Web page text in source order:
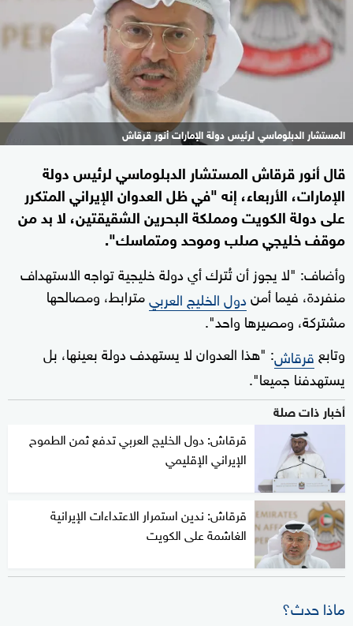
المستشار الدبلوماسي لرئيس دولة الإمارات أنور قرقاش
قال أنور قرقاش المستشار الدبلوماسي لرئيس دولة
الإمارات، الأربعاء، إنه "في ظل العدوان الإيراني المتكرر
على دولة الكويت ومملكة البحرين الشقيقتين، لا بد من
موقف خليجي صلب وموحد ومتماسك".
وأضاف: "لا يجوز أن تُترك أي دولة خليجية تواجه الاستهداف
منفردة، فيما أمندول الخليج العربيمترابط، ومصالحها
مشتركة، ومصيرها واحد".
وتابع قرقاش: "هذا العدوان لا يستهدف دولة بعينها، بل
يستهدفنا جميعا".
أخبار ذات صلة
قرقاش: دول الخليج العربي تدفع ثمن الطموح
الإيراني الإقليمي
قرقاش: ندين استمرار الاعتداءات الإيرانية
الغاشمة على الكويت
ماذا حدث؟